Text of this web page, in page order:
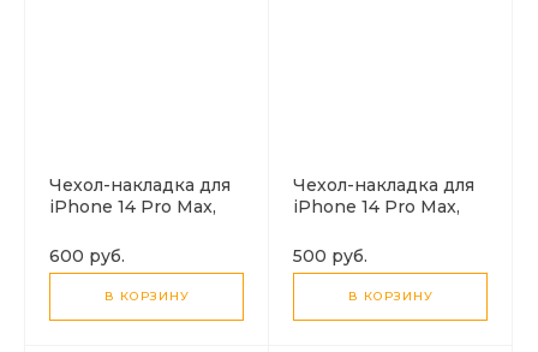
Чехол-накладка для
iPhone 14 Pro Max,
ярко-зеленый
600 руб.
В КОРЗИНУ
Чехол-накладка для
iPhone 14 Pro Max,
зеленый
500 руб.
В КОРЗИНУ